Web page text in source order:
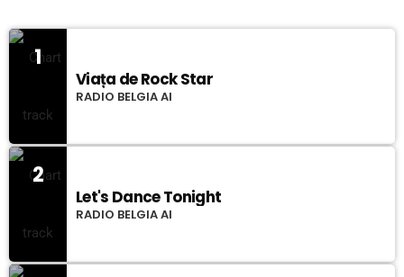
1
Viața de Rock Star
RADIO BELGIA AI
2
Let's Dance Tonight
RADIO BELGIA AI